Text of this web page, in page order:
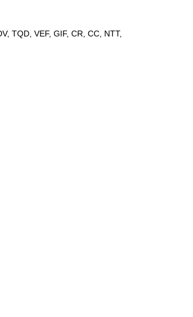
TQD, VEF, GIF, CR, CC, NTT,